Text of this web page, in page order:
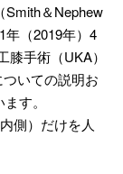
Smith＆Nephew
年（2019年）4
手術（UKA）
いての説明お
す。
側）だけを人